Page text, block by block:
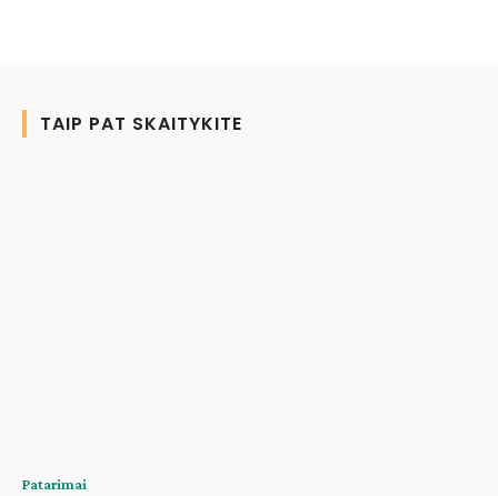
TAIP PAT SKAITYKITE
Patarimai